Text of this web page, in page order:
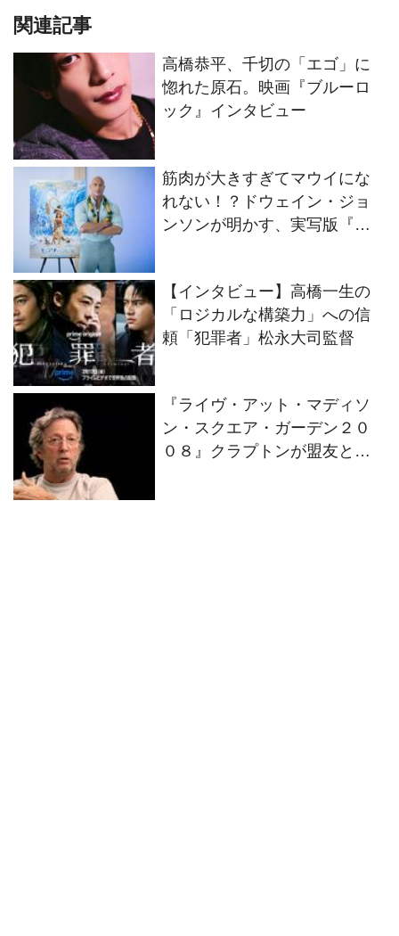
関連記事
高橋恭平、千切の「エゴ」に
惚れた原石。映画『ブルーロ
ック』インタビュー
筋肉が大きすぎてマウイにな
れない！？ドウェイン・ジョ
ンソンが明かす、実写版『モ
【インタビュー】高橋一生の
「ロジカルな構築力」への信
頼「犯罪者」松永大司監督
『ライヴ・アット・マディソ
ン・スクエア・ガーデン２０
０８』クラプトンが盟友との